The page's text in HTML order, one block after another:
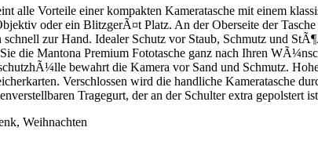
alle Vorteile einer kompakten Kameratasche mit einem
oder ein BlitzgerÃ¤t Platz. An der Oberseite der
zur Hand. Idealer Schutz vor Staub, Schmutz und
die Mantona Premium Fototasche ganz nach Ihren
bewahrt die Kamera vor Sand und Schmutz.
Verschlossen wird die handliche Kameratasche
Tragegurt, der an der Schulter extra gepolstert
Weihnachten